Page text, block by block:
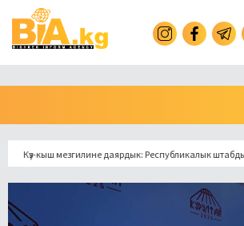
кыш мезгилине даярдык: Республикалык штабдын